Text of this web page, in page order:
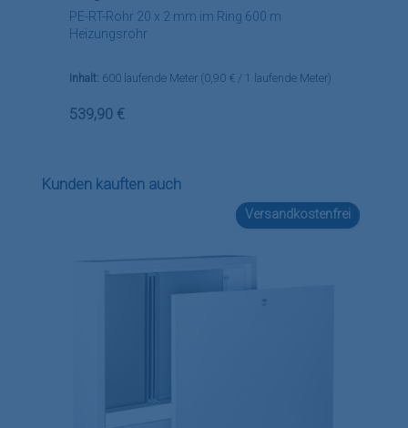
PE-RT-Rohr 20 x 2 mm im Ring 600 m
Heizungsrohr
Inhalt: 600 laufende Meter (0,90 € / 1 laufende Meter)
Regulärer Preis:
539,90 €
Produktgalerie überspringen
Kunden kauften auch
Versandkostenfrei